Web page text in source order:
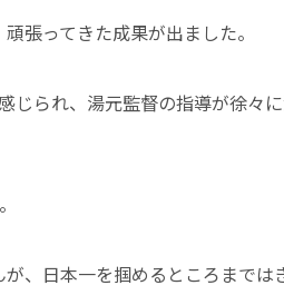
張ってきた成果が出ました。
じられ、湯元監督の指導が徐々
、日本一を掴めるところまでは